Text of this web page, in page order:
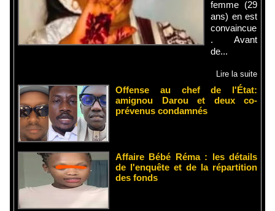
femme (29
ans) en est
convaincue
. Avant
de...
Lire la suite
Offense au chef de l'État:
amignou Darou et deux co-
prévenus condamnés
Affaire Bébé Réma : les détails
de l'enquête et de la répartition
des fonds